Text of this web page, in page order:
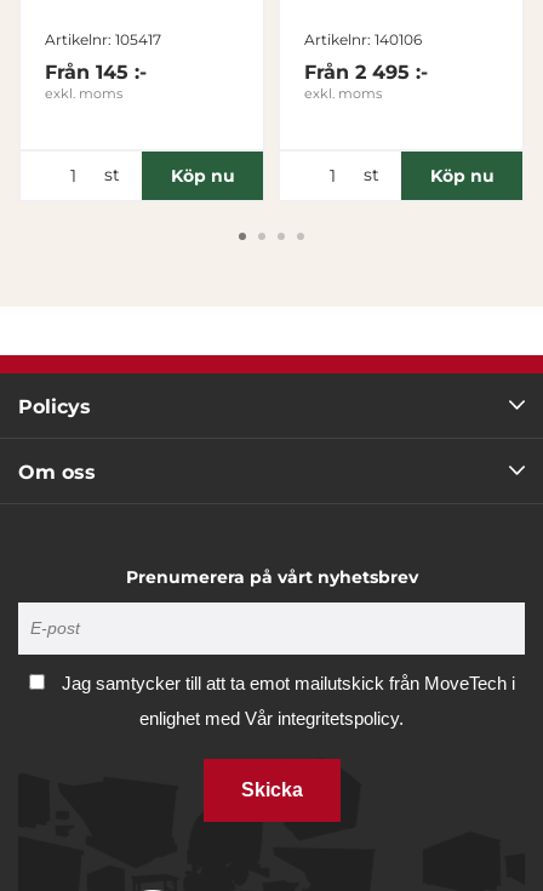
Artikelnr: 105417
Från 145 :-
exkl. moms
st Köp nu
Artikelnr: 140106
Från 2 495 :-
exkl. moms
st Köp nu
Policys
Om oss
Prenumerera på vårt nyhetsbrev
Jag samtycker till att ta emot mailutskick från MoveTech i
enlighet med Vår integritetspolicy.
Skicka